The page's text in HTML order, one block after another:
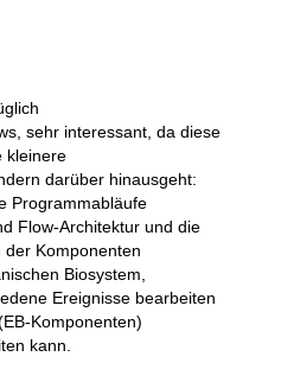
sehr interessant, da diese
kleinere
darüber hinausgeht:
Programmabläufe
Flow-Architektur und die
Komponenten
Biosystem,
Ereignisse bearbeiten
Komponenten)
kann.